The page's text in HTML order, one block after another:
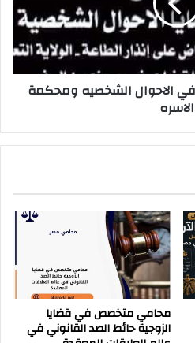
الاحوال الشخصيه ومحكمة
الاسره
محامي متخصص في قضايا
الزوجية حائط الصد القانوني في